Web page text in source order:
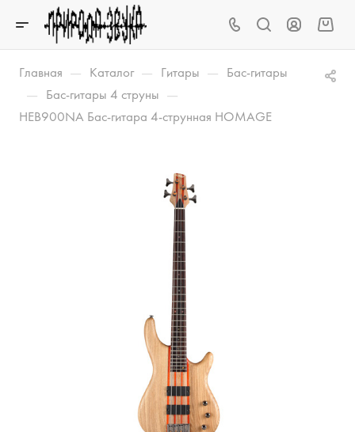
Главная — Каталог — Гитары — Бас-гитары
— Бас-гитары 4 струны —
HEB900NA Бас-гитара 4-струнная HOMAGE